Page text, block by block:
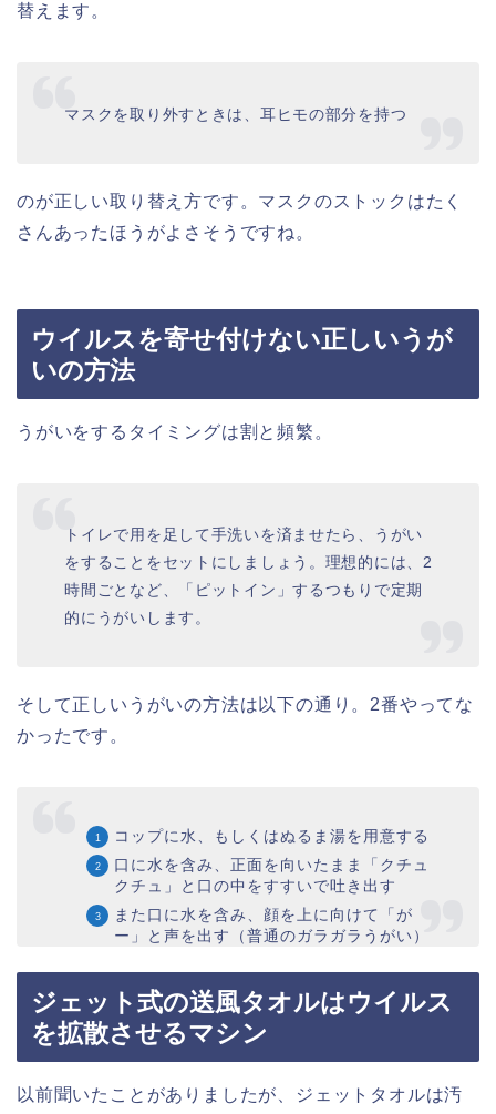
替えます。
マスクを取り外すときは、耳ヒモの部分を持つ
のが正しい取り替え方です。マスクのストックはたく
さんあったほうがよさそうですね。
ウイルスを寄せ付けない正しいうが
いの方法
うがいをするタイミングは割と頻繁。
トイレで用を足して手洗いを済ませたら、うがい
をすることをセットにしましょう。理想的には、2
時間ごとなど、「ピットイン」するつもりで定期
的にうがいします。
そして正しいうがいの方法は以下の通り。2番やってな
かったです。
コップに水、もしくはぬるま湯を用意する
口に水を含み、正面を向いたまま「クチュ
クチュ」と口の中をすすいで吐き出す
また口に水を含み、顔を上に向けて「が
ー」と声を出す（普通のガラガラうがい）
ジェット式の送風タオルはウイルス
を拡散させるマシン
以前聞いたことがありましたが、ジェットタオルは汚